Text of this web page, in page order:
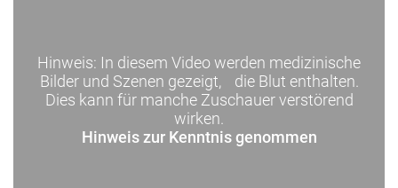
Hinweis: In diesem Video werden medizinische
Bilder und Szenen gezeigt, die Blut enthalten.
Dies kann für manche Zuschauer verstörend
wirken.
Hinweis zur Kenntnis genommen